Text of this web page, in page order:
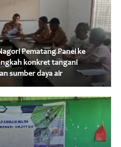
Pematang Panei ke
konkret tangani
sumber daya air